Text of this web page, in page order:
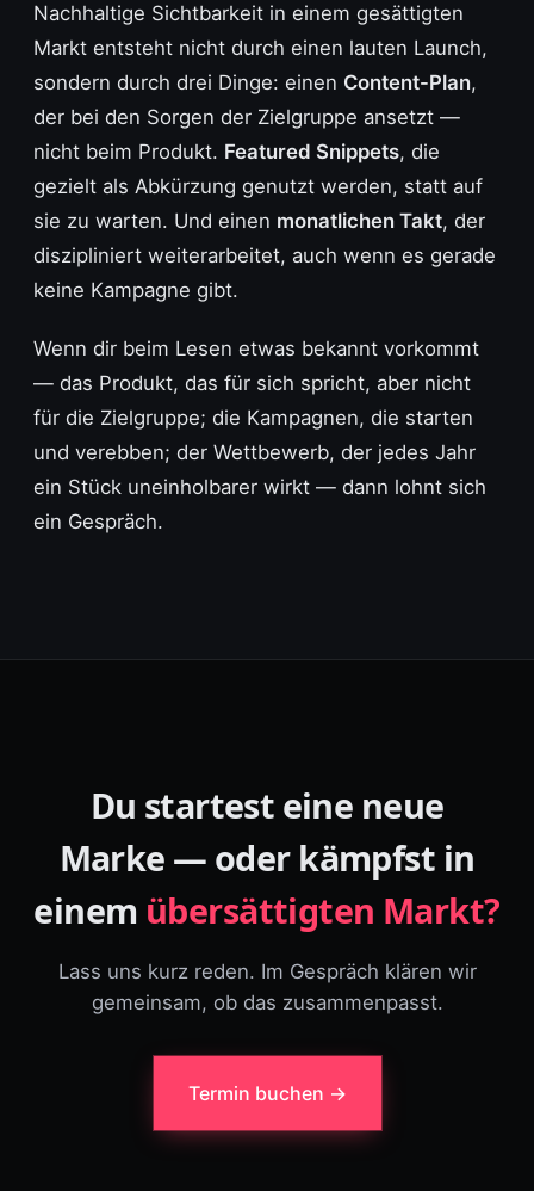
Nachhaltige Sichtbarkeit in einem gesättigten
Markt entsteht nicht durch einen lauten Launch,
sondern durch drei Dinge: einen Content-Plan,
der bei den Sorgen der Zielgruppe ansetzt —
nicht beim Produkt. Featured Snippets, die
gezielt als Abkürzung genutzt werden, statt auf
sie zu warten. Und einen monatlichen Takt, der
diszipliniert weiterarbeitet, auch wenn es gerade
keine Kampagne gibt.
Wenn dir beim Lesen etwas bekannt vorkommt
— das Produkt, das für sich spricht, aber nicht
für die Zielgruppe; die Kampagnen, die starten
und verebben; der Wettbewerb, der jedes Jahr
ein Stück uneinholbarer wirkt — dann lohnt sich
ein Gespräch.
Du startest eine neue
Marke — oder kämpfst in
einem übersättigten Markt?
Lass uns kurz reden. Im Gespräch klären wir
gemeinsam, ob das zusammenpasst.
Termin buchen →